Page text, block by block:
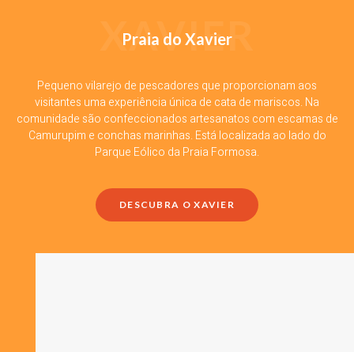
XAVIER
Praia do Xavier
Pequeno vilarejo de pescadores que proporcionam aos
visitantes uma experiência única de cata de mariscos. Na
comunidade são confeccionados artesanatos com escamas de
Camurupim e conchas marinhas. Está localizada ao lado do
Parque Eólico da Praia Formosa.
DESCUBRA O XAVIER